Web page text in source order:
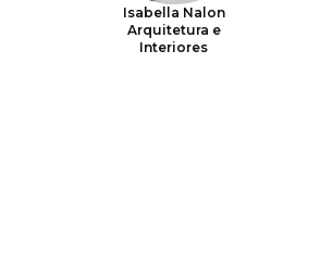
Isabella Nalon
Arquitetura e
Interiores